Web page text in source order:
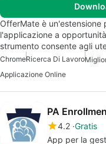
OfferMate è un'estensione
l'applicazione a
strumento consente agli
ChromeRicerca Di Lavoro
Applicazione Online
PA
4.2 Gratis
App per la